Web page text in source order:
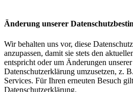
Änderung unserer
Wir behalten uns vor, diese
anzupassen, damit sie stets den
entspricht oder um Änderungen
Datenschutzerklärung umzusetzen, z.
Services. Für Ihren erneuten Besuch
Datenschutzerklärung.